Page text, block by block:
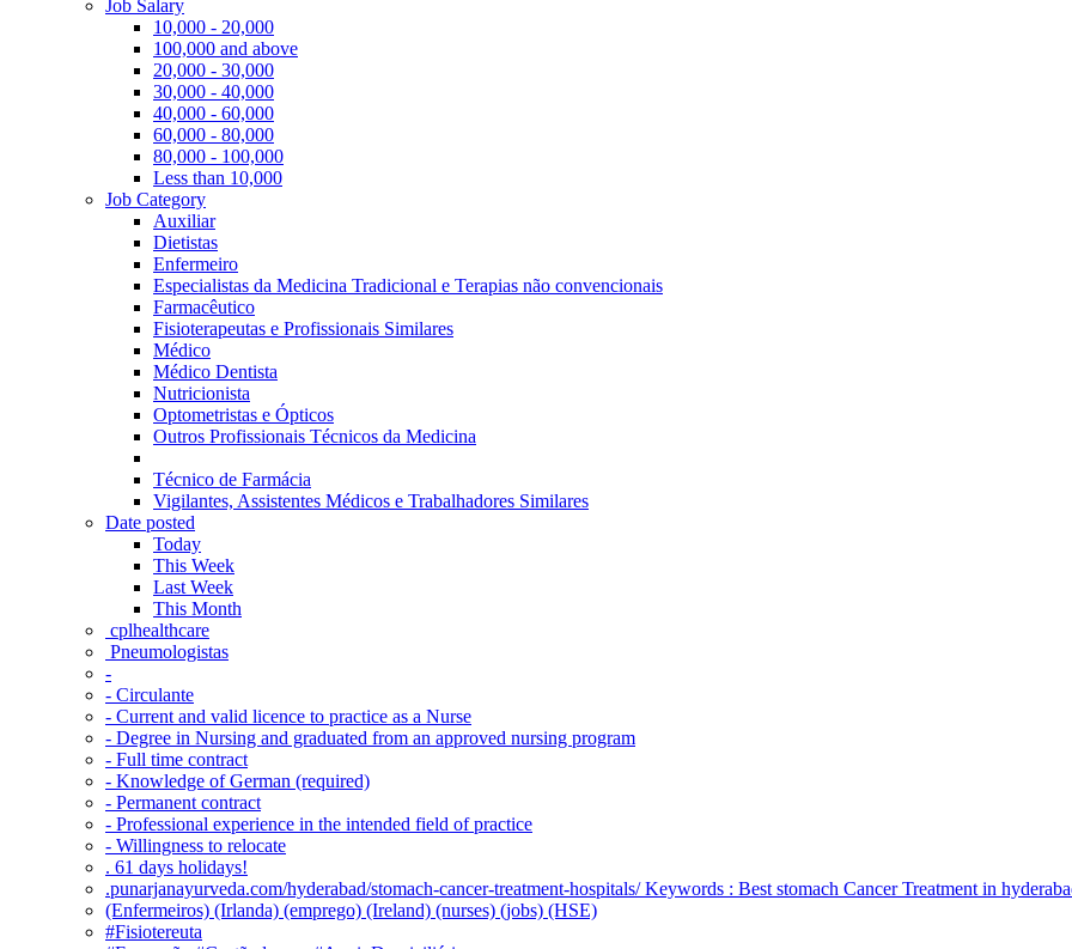
Job Salary
10,000 - 20,000
100,000 and above
20,000 - 30,000
30,000 - 40,000
40,000 - 60,000
60,000 - 80,000
80,000 - 100,000
Less than 10,000
Job Category
Auxiliar
Dietistas
Enfermeiro
Especialistas da Medicina Tradicional e Terapias não convencionais
Farmacêutico
Fisioterapeutas e Profissionais Similares
Médico
Médico Dentista
Nutricionista
Optometristas e Ópticos
Outros Profissionais Técnicos da Medicina
Técnico de Farmácia
Vigilantes, Assistentes Médicos e Trabalhadores Similares
Date posted
Today
This Week
Last Week
This Month
‎ cplhealthcare‬
Pneumologistas
-
- Circulante
- Current and valid licence to practice as a Nurse
- Degree in Nursing and graduated from an approved nursing program
- Full time contract
- Knowledge of German (required)
- Permanent contract
- Professional experience in the intended field of practice
- Willingness to relocate
. 61 days holidays!
.punarjanayurveda.com/hyderabad/stomach-cancer-treatment-hospitals/ Keywords : Best stomach Cancer Treatment in
(Enfermeiros) (Irlanda) (emprego) (Ireland) (nurses) (jobs) (HSE)
#Fisiotereuta